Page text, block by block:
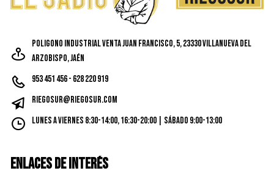
Poligono Industrial Venta Juan Francisco, 5, 23330 Villanueva del
Arzobispo, Jaén
953 451 456 - 628 220 919
riegosur@riegosur.com
Lunes a Viernes 8:30-14:00, 16:30-20:00 | Sábado 9:00-13:00
ENLACES DE INTERÉS